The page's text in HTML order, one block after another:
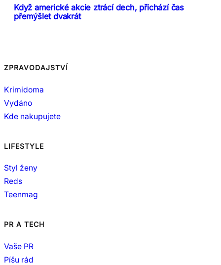
Když americké akcie ztrácí dech, přichází čas
přemýšlet dvakrát
ZPRAVODAJSTVÍ
Krimidoma
Vydáno
Kde nakupujete
LIFESTYLE
Styl ženy
Reds
Teenmag
PR A TECH
Vaše PR
Píšu rád